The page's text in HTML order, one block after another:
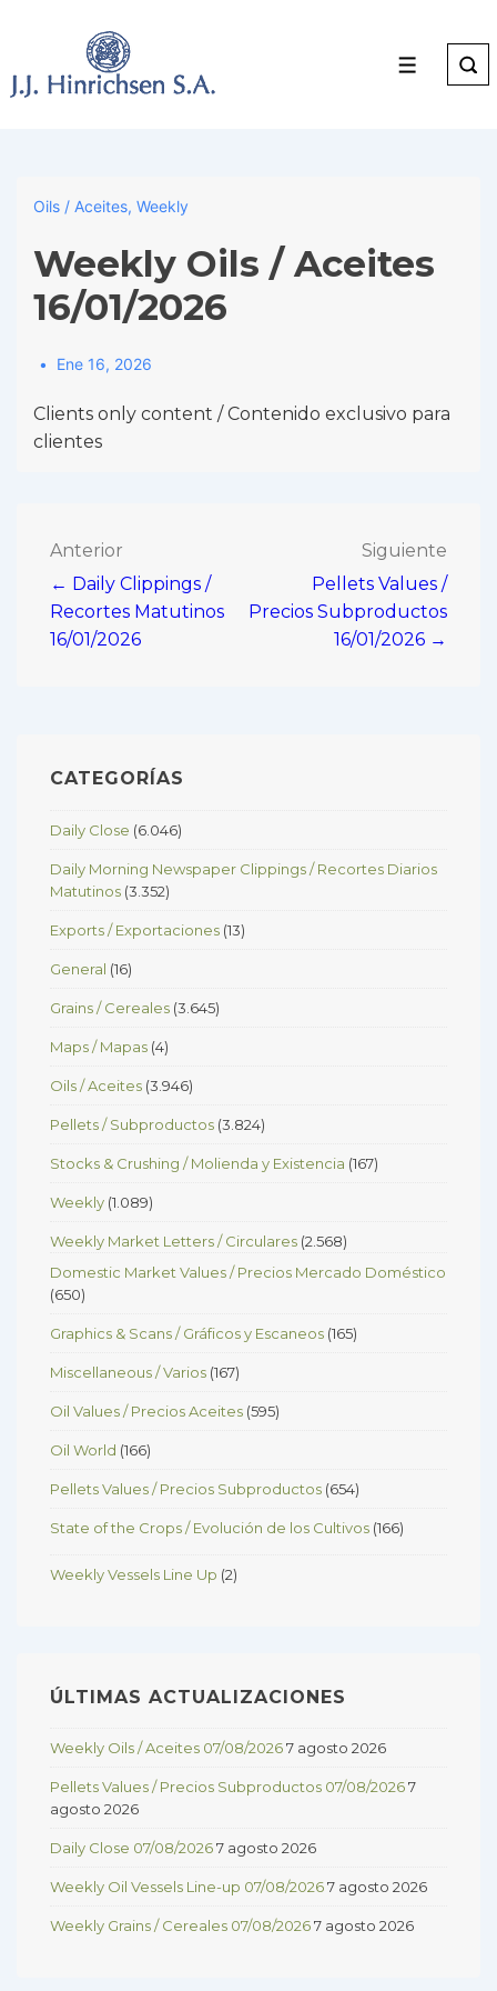
Main
Menu
Oils / Aceites, Weekly
Weekly Oils / Aceites
16/01/2026
Ene 16, 2026
Clients only content / Contenido exclusivo para
clientes
Navegación
de
entradas
Anterior
← Daily Clippings /
Recortes Matutinos
16/01/2026
Siguiente
Pellets Values /
Precios Subproductos
16/01/2026 →
CATEGORÍAS
Daily Close (6.046)
Daily Morning Newspaper Clippings / Recortes Diarios
Matutinos (3.352)
Exports / Exportaciones (13)
General (16)
Grains / Cereales (3.645)
Maps / Mapas (4)
Oils / Aceites (3.946)
Pellets / Subproductos (3.824)
Stocks & Crushing / Molienda y Existencia (167)
Weekly (1.089)
Weekly Market Letters / Circulares (2.568)
Domestic Market Values / Precios Mercado Doméstico
(650)
Graphics & Scans / Gráficos y Escaneos (165)
Miscellaneous / Varios (167)
Oil Values / Precios Aceites (595)
Oil World (166)
Pellets Values / Precios Subproductos (654)
State of the Crops / Evolución de los Cultivos (166)
Weekly Vessels Line Up (2)
ÚLTIMAS ACTUALIZACIONES
Weekly Oils / Aceites 07/08/20267 agosto 2026
Pellets Values / Precios Subproductos 07/08/20267
agosto 2026
Daily Close 07/08/20267 agosto 2026
Weekly Oil Vessels Line-up 07/08/20267 agosto 2026
Weekly Grains / Cereales 07/08/20267 agosto 2026